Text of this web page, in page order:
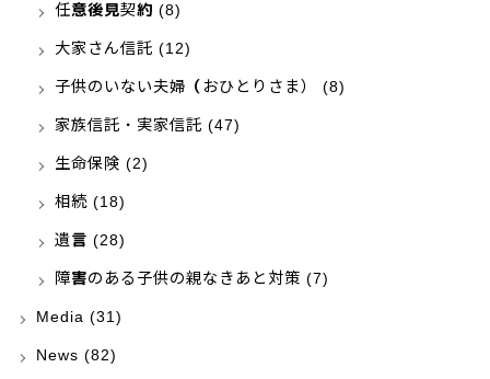
任意後見契約 (8)
大家さん信託 (12)
子供のいない夫婦（おひとりさま） (8)
家族信託・実家信託 (47)
生命保険 (2)
相続(18)
遺言 (28)
障害のある子供の親なきあと対策 (7)
Media (31)
News (82)